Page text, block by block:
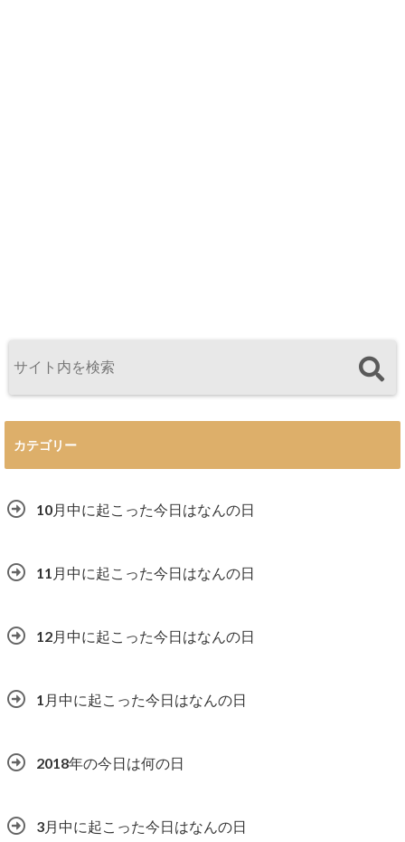
カテゴリー
10月中に起こった今日はなんの日
11月中に起こった今日はなんの日
12月中に起こった今日はなんの日
1月中に起こった今日はなんの日
2018年の今日は何の日
3月中に起こった今日はなんの日